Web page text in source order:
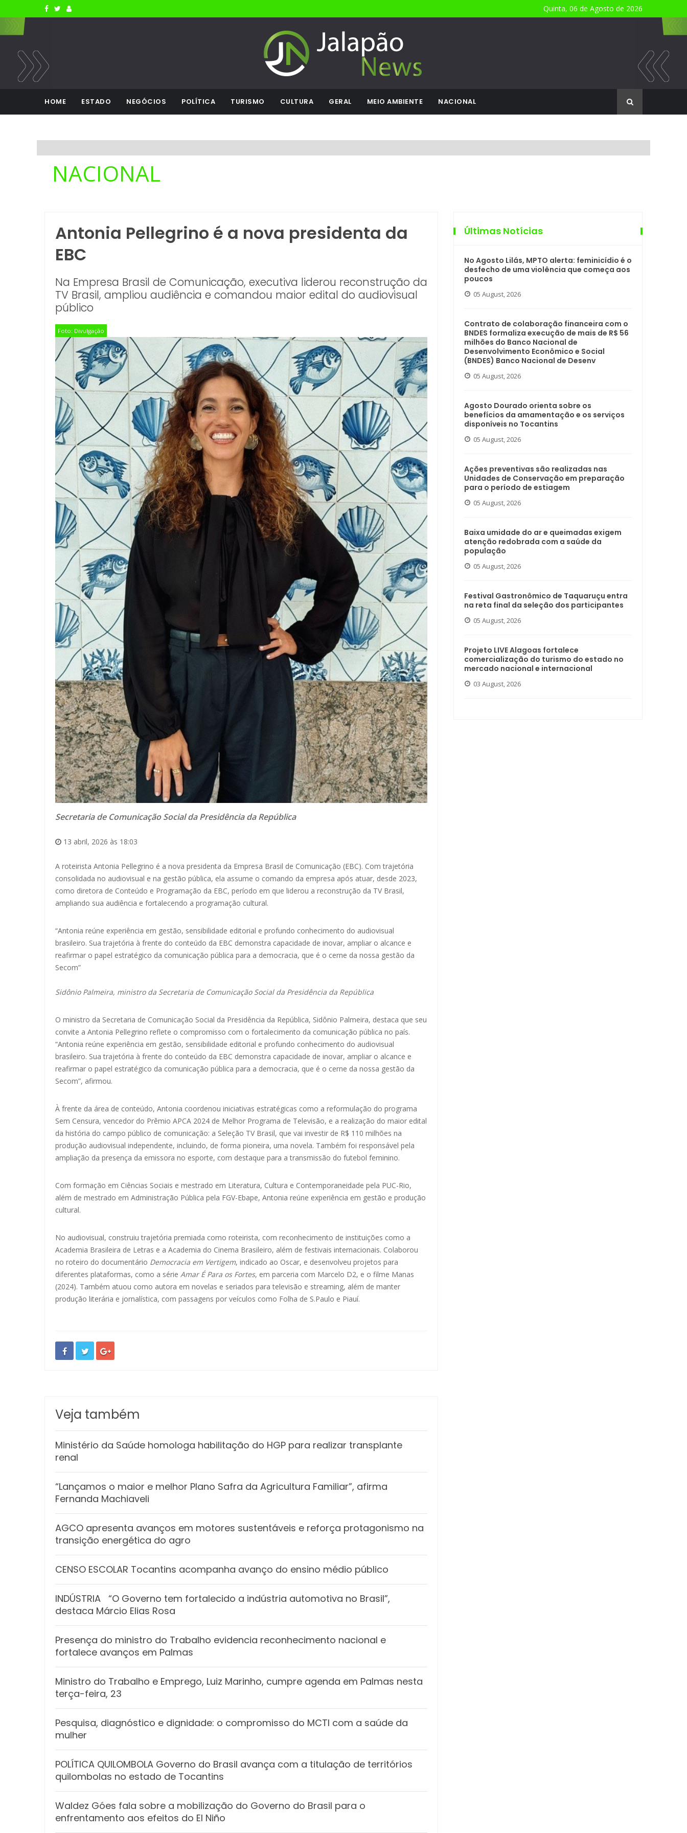
Quinta, 06 de Agosto de 2026
HOME ESTADO NEGÓCIOS POLÍTICA TURISMO CULTURA GERAL MEIO AMBIENTE NACIONAL
NACIONAL
Antonia Pellegrino é a nova presidenta da
EBC
Na Empresa Brasil de Comunicação, executiva liderou reconstrução da
TV Brasil, ampliou audiência e comandou maior edital do audiovisual
público
Foto: Divulgação
Secretaria de Comunicação Social da Presidência da República
13 abril, 2026 às 18:03
A roteirista Antonia Pellegrino é a nova presidenta da Empresa Brasil de Comunicação (EBC). Com trajetória
consolidada no audiovisual e na gestão pública, ela assume o comando da empresa após atuar, desde 2023,
como diretora de Conteúdo e Programação da EBC, período em que liderou a reconstrução da TV Brasil,
ampliando sua audiência e fortalecendo a programação cultural.
“Antonia reúne experiência em gestão, sensibilidade editorial e profundo conhecimento do audiovisual
brasileiro. Sua trajetória à frente do conteúdo da EBC demonstra capacidade de inovar, ampliar o alcance e
reafirmar o papel estratégico da comunicação pública para a democracia, que é o cerne da nossa gestão da
Secom”
Sidônio Palmeira, ministro da Secretaria de Comunicação Social da Presidência da República
O ministro da Secretaria de Comunicação Social da Presidência da República, Sidônio Palmeira, destaca que seu
convite a Antonia Pellegrino reflete o compromisso com o fortalecimento da comunicação pública no país.
“Antonia reúne experiência em gestão, sensibilidade editorial e profundo conhecimento do audiovisual
brasileiro. Sua trajetória à frente do conteúdo da EBC demonstra capacidade de inovar, ampliar o alcance e
reafirmar o papel estratégico da comunicação pública para a democracia, que é o cerne da nossa gestão da
Secom”, afirmou.
À frente da área de conteúdo, Antonia coordenou iniciativas estratégicas como a reformulação do programa
Sem Censura, vencedor do Prêmio APCA 2024 de Melhor Programa de Televisão, e a realização do maior edital
da história do campo público de comunicação: a Seleção TV Brasil, que vai investir de R$ 110 milhões na
produção audiovisual independente, incluindo, de forma pioneira, uma novela. Também foi responsável pela
ampliação da presença da emissora no esporte, com destaque para a transmissão do futebol feminino.
Com formação em Ciências Sociais e mestrado em Literatura, Cultura e Contemporaneidade pela PUC-Rio,
além de mestrado em Administração Pública pela FGV-Ebape, Antonia reúne experiência em gestão e produção
cultural.
No audiovisual, construiu trajetória premiada como roteirista, com reconhecimento de instituições como a
Academia Brasileira de Letras e a Academia do Cinema Brasileiro, além de festivais internacionais. Colaborou
no roteiro do documentário Democracia em Vertigem, indicado ao Oscar, e desenvolveu projetos para
diferentes plataformas, como a série Amar É Para os Fortes, em parceria com Marcelo D2, e o filme Manas
(2024). Também atuou como autora em novelas e seriados para televisão e streaming, além de manter
produção literária e jornalística, com passagens por veículos como Folha de S.Paulo e Piauí.
Veja também
Ministério da Saúde homologa habilitação do HGP para realizar transplante
renal
“Lançamos o maior e melhor Plano Safra da Agricultura Familiar”, afirma
Fernanda Machiaveli
AGCO apresenta avanços em motores sustentáveis e reforça protagonismo na
transição energética do agro
CENSO ESCOLAR Tocantins acompanha avanço do ensino médio público
INDÚSTRIA “O Governo tem fortalecido a indústria automotiva no Brasil”,
destaca Márcio Elias Rosa
Presença do ministro do Trabalho evidencia reconhecimento nacional e
fortalece avanços em Palmas
Ministro do Trabalho e Emprego, Luiz Marinho, cumpre agenda em Palmas nesta
terça-feira, 23
Pesquisa, diagnóstico e dignidade: o compromisso do MCTI com a saúde da
mulher
POLÍTICA QUILOMBOLA Governo do Brasil avança com a titulação de territórios
quilombolas no estado de Tocantins
Waldez Góes fala sobre a mobilização do Governo do Brasil para o
enfrentamento aos efeitos do El Niño
Últimas Notícias
No Agosto Lilás, MPTO alerta: feminicídio é o
desfecho de uma violência que começa aos
poucos
05 August, 2026
Contrato de colaboração financeira com o
BNDES formaliza execução de mais de R$ 56
milhões do Banco Nacional de
Desenvolvimento Econômico e Social
(BNDES) Banco Nacional de Desenv
05 August, 2026
Agosto Dourado orienta sobre os
benefícios da amamentação e os serviços
disponíveis no Tocantins
05 August, 2026
Ações preventivas são realizadas nas
Unidades de Conservação em preparação
para o período de estiagem
05 August, 2026
Baixa umidade do ar e queimadas exigem
atenção redobrada com a saúde da
população
05 August, 2026
Festival Gastronômico de Taquaruçu entra
na reta final da seleção dos participantes
05 August, 2026
Projeto LIVE Alagoas fortalece
comercialização do turismo do estado no
mercado nacional e internacional
03 August, 2026